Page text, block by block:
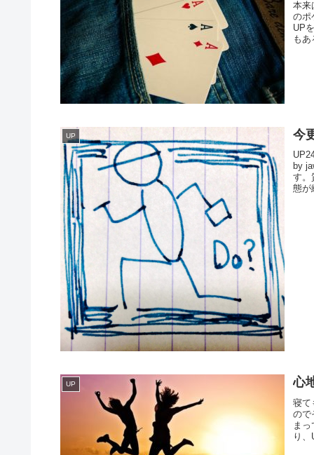
本来
のポ
UP
も
UP 今
by
す。
態が
UP 心
寝て
ので
ま
り